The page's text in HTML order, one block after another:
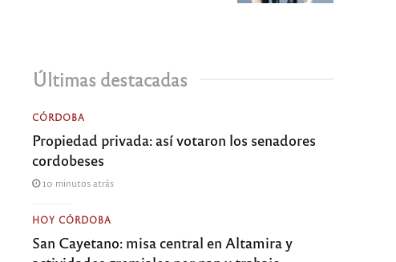
Últimas destacadas
CÓRDOBA
Propiedad privada: así votaron los senadores
cordobeses
10 minutos atrás
HOY CÓRDOBA
San Cayetano: misa central en Altamira y